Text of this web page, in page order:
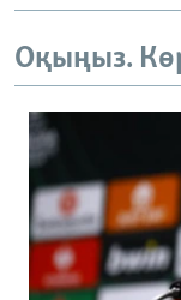
Оқыңыз.